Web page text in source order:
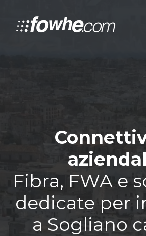
Fibra, FWA e
dedicate per
a Sogliano